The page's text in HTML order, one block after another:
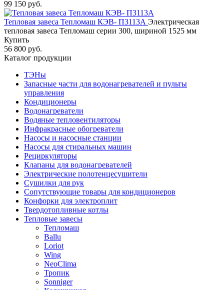
99 150 руб.
Тепловая завеса Тепломаш КЭВ- П3113А Электрическая
тепловая завеса Тепломаш серии 300, шириной 1525 мм
Купить
56 800 руб.
Каталог продукции
ТЭНы
Запасные части для водонагревателей и пульты
управления
Кондиционеры
Водонагреватели
Водяные тепловентиляторы
Инфракрасные обогреватели
Насосы и насосные станции
Насосы для стиральных машин
Рециркуляторы
Клапаны для водонагревателей
Электрические полотенцесушители
Сушилки для рук
Сопутствующие товары для кондиционеров
Конфорки для электроплит
Твердотопливные котлы
Тепловые завесы
Тепломаш
Ballu
Loriot
Wing
NeoClima
Тропик
Sonniger